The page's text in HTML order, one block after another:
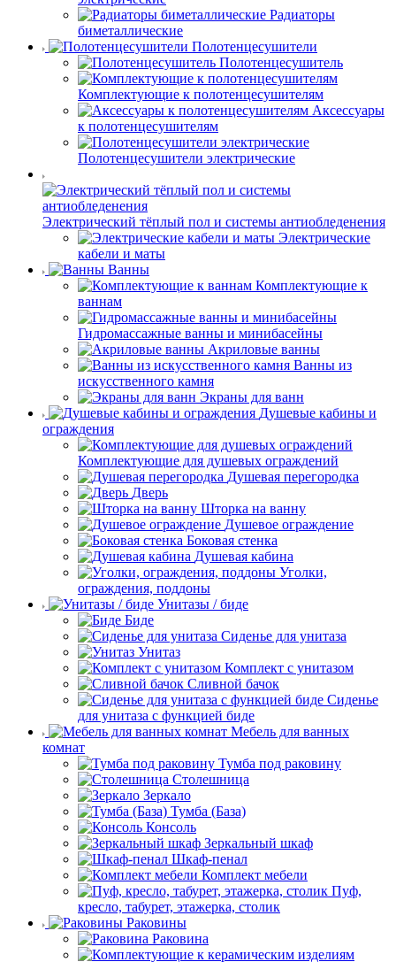
Радиаторы
биметаллические
Полотенцесушители
Полотенцесушитель
Комплектующие к полотенцесушителям
Аксессуары
к полотенцесушителям
Полотенцесушители электрические
Электрический тёплый пол и системы антиобледенения
Электрические
кабели и маты
Ванны
Комплектующие к
ваннам
Гидромассажные ванны и минибасейны
Акриловые ванны
Ванны из
искусственного камня
Экраны для ванн
Душевые кабины и
ограждения
Комплектующие для душевых ограждений
Душевая перегородка
Дверь
Шторка на ванну
Душевое ограждение
Боковая стенка
Душевая кабина
Уголки,
ограждения, поддоны
Унитазы / биде
Биде
Сиденье для унитаза
Унитаз
Комплект с унитазом
Сливной бачок
Сиденье
для унитаза с функцией биде
Мебель для ванных
комнат
Тумба под раковину
Столешница
Зеркало
Тумба (База)
Консоль
Зеркальный шкаф
Шкаф-пенал
Комплект мебели
Пуф,
кресло, табурет, этажерка, столик
Раковины
Раковина